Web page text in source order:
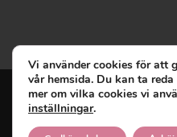
Vi använder cookies för att
vår hemsida. Du kan ta reda
mer om vilka cookies vi
inställningar.